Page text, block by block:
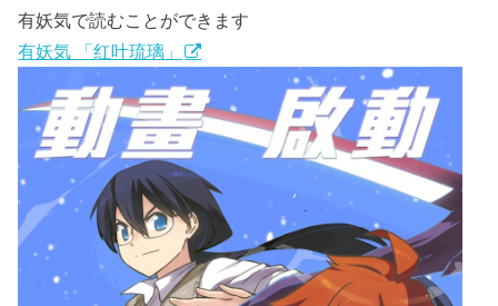
有妖気で読むことができます
有妖気 「红叶琉璃」